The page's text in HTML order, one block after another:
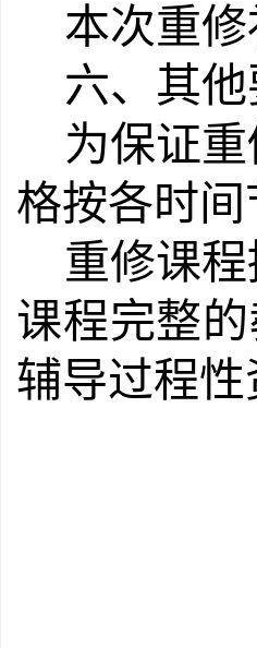
本次重
六、其
为保证
格按各时间
重修课
课程完整
辅导过程性